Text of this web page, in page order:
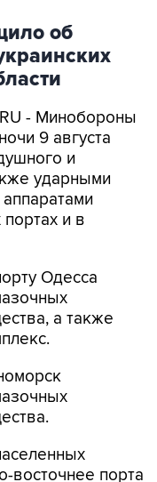
об
- Минобороны
9 августа
и
ударными
и в
Одесса
а также
восточнее порта